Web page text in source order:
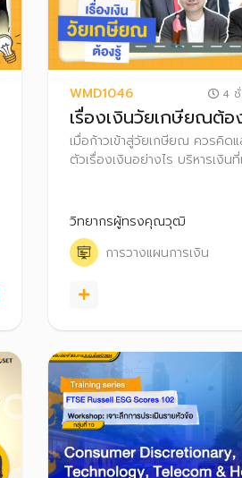
WMD1046 4
เรื่องเงินวัยเกษียณต้อ
เมื่อก้าวเข้าสู่วัยเกษียณ ควรคิดแ
ตัวเรื่องเงินอย่างไร บริหารเงินที่
เสี่ยงหากอายุยืนขึ้น มาเตรียมคว
เพื่อใช้ชีวิตหลังเกษียณอย่างมีคว
วิทยากรผู้ทรงคุณวุฒิ
การวางแผนการเงิน